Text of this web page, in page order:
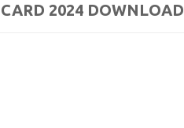
2024 DOWNLOAD